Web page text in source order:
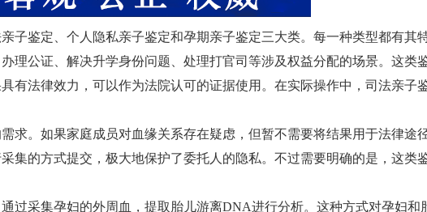
子鉴定、个人隐私亲子鉴定和孕期亲子鉴定三大类。每一种类型都有其
理公证、解决升学身份问题、处理打官司等涉及权益分配的场景。这类
有法律效力，可以作为法院认可的证据使用。在实际操作中，司法亲子
求。如果家庭成员对血缘关系存在疑虑，但暂不需要将结果用于法律途
集的方式提交，极大地保护了委托人的隐私。不过需要明确的是，这类
过采集孕妇的外周血，提取胎儿游离DNA进行分析。这种方式对孕妇和